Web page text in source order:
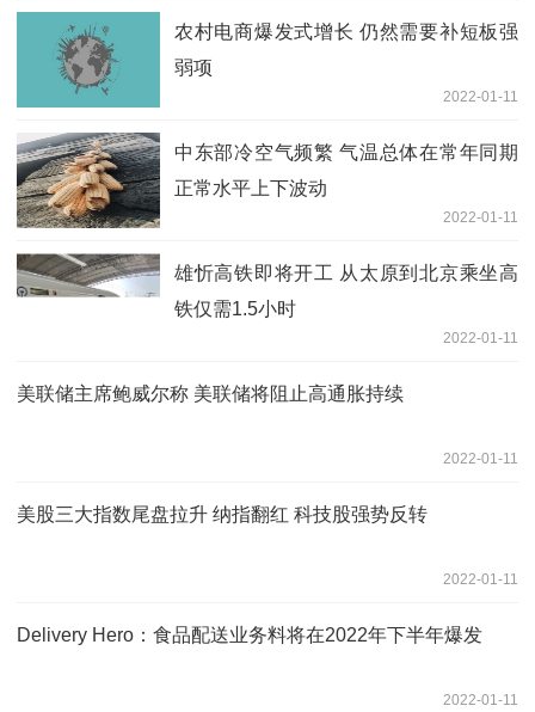
农村电商爆发式增长 仍然需要补短板强
弱项
2022-01-11
中东部冷空气频繁 气温总体在常年同期
正常水平上下波动
2022-01-11
雄忻高铁即将开工 从太原到北京乘坐高
铁仅需1.5小时
2022-01-11
美联储主席鲍威尔称 美联储将阻止高通胀持续
2022-01-11
美股三大指数尾盘拉升 纳指翻红 科技股强势反转
2022-01-11
Delivery Hero：食品配送业务料将在2022年下半年爆发
2022-01-11